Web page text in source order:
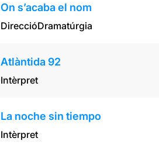
On s’acaba el nom
DireccióDramatúrgia
Atlàntida 92
Intèrpret
La noche sin tiempo
Intèrpret